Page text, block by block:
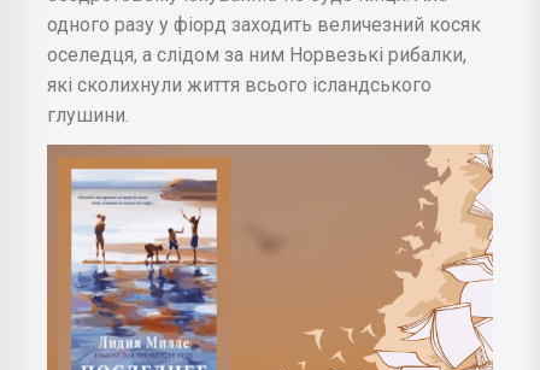
одного разу у фіорд заходить величезний косяк
оселедця, а слідом за ним Норвезькі рибалки,
які сколихнули життя всього ісландського
глушини.